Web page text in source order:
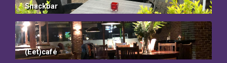
Snackbar
(Eet)café